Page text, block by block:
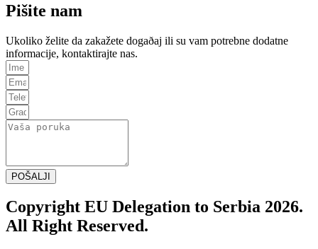
Pišite nam
Ukoliko želite da zakažete dogaðaj ili su vam potrebne dodatne
informacije, kontaktirajte nas.
POŠALJI
Copyright EU Delegation to Serbia 2026.
All Right Reserved.